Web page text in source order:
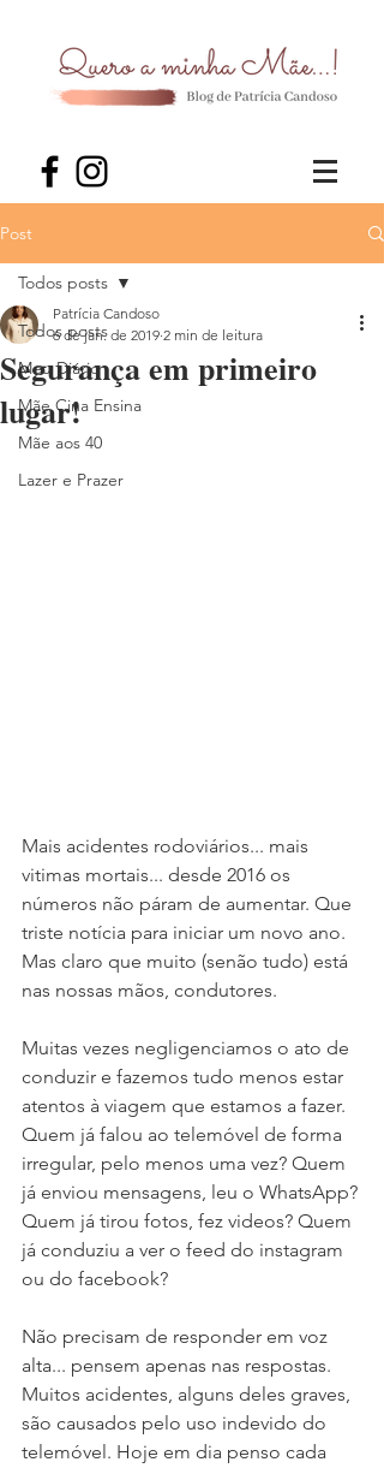
Post
Todos posts
Meu Diário
Mãe Cina Ensina
Mãe aos 40
Lazer e Prazer
Todos posts
Segurança em primeiro
lugar!
Patrícia Candoso
6 de jan. de 2019 2 min de leitura
Mais acidentes rodoviários... mais
vitimas mortais... desde 2016 os
números não páram de aumentar. Que
triste notícia para iniciar um novo ano.
Mas claro que muito (senão tudo) está
nas nossas mãos, condutores.
Muitas vezes negligenciamos o ato de
conduzir e fazemos tudo menos estar
atentos à viagem que estamos a fazer.
Quem já falou ao telemóvel de forma
irregular, pelo menos uma vez? Quem
já enviou mensagens, leu o WhatsApp?
Quem já tirou fotos, fez videos? Quem
já conduziu a ver o feed do instagram
ou do facebook?
Não precisam de responder em voz
alta... pensem apenas nas respostas.
Muitos acidentes, alguns deles graves,
são causados pelo uso indevido do
telemóvel. Hoje em dia penso cada